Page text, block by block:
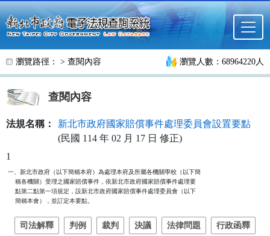
跳至主要內容
瀏覽路徑： > 查閱內容 瀏覽人數：68964220人
查閱內容
法規名稱：
新北市政府國家賠償事件處理委員會設置要點
(民國 114 年 02 月 17 日 修正)
1
一、新北市政府（以下簡稱本府）為處理本府及所屬各機關學校（以下簡
    稱各機關）受理之國家賠償事件，依新北市政府國家賠償事件處理要
    點第二點第一項規定，設新北市政府國家賠償事件處理委員會（以下
    簡稱本會），並訂定本要點。
司法解釋 判例 裁判 決議 法律問題 行政函釋